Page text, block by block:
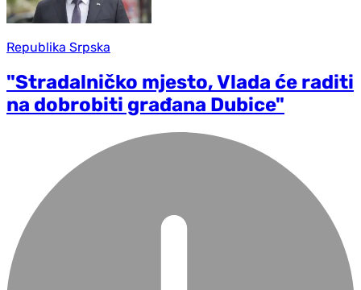
Republika Srpska
"Stradalničko mjesto, Vlada će raditi
na dobrobiti građana Dubice"